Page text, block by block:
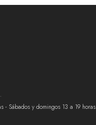
- Sábados y domingos 13 a 19 horas